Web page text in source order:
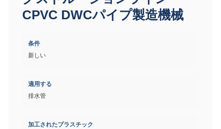
CPVC DWCパイプ製造機械
条件
新しい
適用する
排水管
加工されたプラスチック